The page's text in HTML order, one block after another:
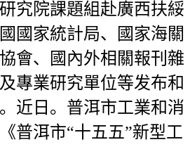
究院課題組赴廣西扶綏
國家統計局、國家海關
會、國內外相關報刊雜
專業研究單位等发布和
近日。普洱市工業和消
普洱市“十五五”新型工